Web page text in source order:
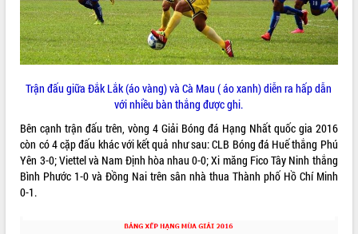
VIDEO
Không có file video nào để phát.
Trận đấu giữa Đắk Lắk (áo vàng) và Cà Mau ( áo xanh) diễn ra hấp dẫn
với nhiều bàn thắng được ghi.
Bên cạnh trận đấu trên, vòng 4 Giải Bóng đá Hạng Nhất quốc gia 2016
còn có 4 cặp đấu khác với kết quả như sau: CLB Bóng đá Huế thắng Phú
Yên 3-0; Viettel và Nam Định hòa nhau 0-0; Xi măng Fico Tây Ninh thắng
Bình Phước 1-0 và Đồng Nai trên sân nhà thua Thành phố Hồ Chí Minh
0-1.